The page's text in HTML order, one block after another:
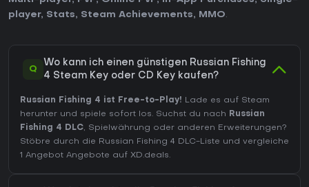
player, Stats, Steam Achievements, MMO.
Q
Wo kann ich einen günstigen Russian Fishing
4 Steam Key oder CD Key kaufen?
Russian Fishing 4 ist Free-to-Play! Lade es auf Steam
herunter und spiele sofort los. Suchst du nach Russian
Fishing 4 DLC, Spielwährung oder anderen Erweiterungen?
Stöbre durch die Russian Fishing 4 DLC-Liste und vergleiche
1 Angebot Angebote auf XD.deals.